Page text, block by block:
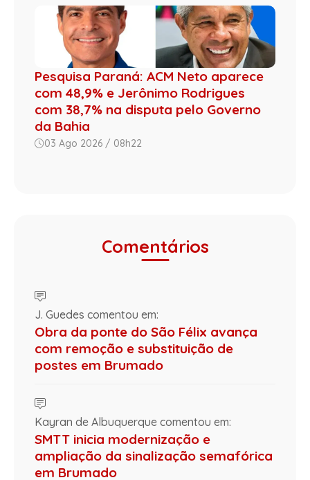
Pesquisa Paraná: ACM Neto aparece
com 48,9% e Jerônimo Rodrigues
com 38,7% na disputa pelo Governo
da Bahia
03 Ago 2026 / 08h22
Comentários
J. Guedes comentou em:
Obra da ponte do São Félix avança
com remoção e substituição de
postes em Brumado
Kayran de Albuquerque comentou em:
SMTT inicia modernização e
ampliação da sinalização semafórica
em Brumado